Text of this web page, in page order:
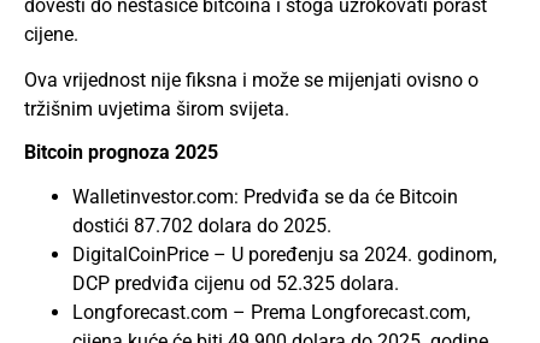
dovesti do nestašice bitcoina i stoga uzrokovati porast
cijene.
Ova vrijednost nije fiksna i može se mijenjati ovisno o
tržišnim uvjetima širom svijeta.
Bitcoin prognoza 2025
Walletinvestor.com: Predviđa se da će Bitcoin
dostići 87.702 dolara do 2025.
DigitalCoinPrice – U poređenju sa 2024. godinom,
DCP predviđa cijenu od 52.325 dolara.
Longforecast.com – Prema Longforecast.com,